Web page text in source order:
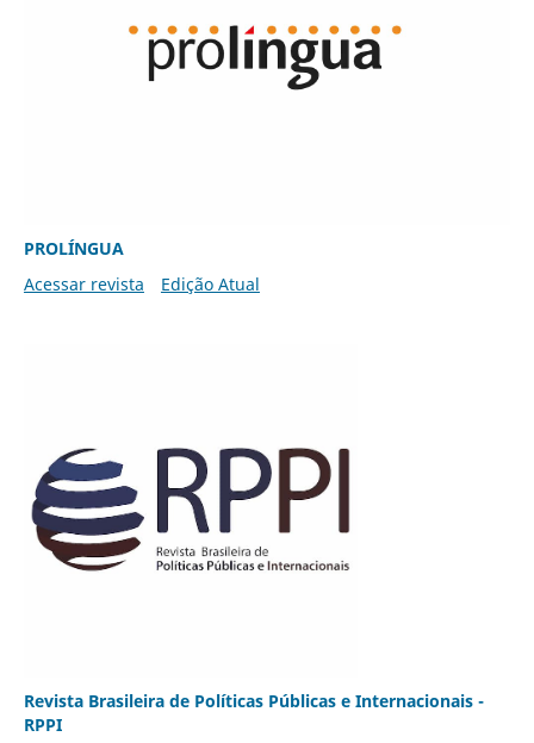
PROLÍNGUA
Acessar revista
Edição Atual
Revista Brasileira de Políticas Públicas e Internacionais -
RPPI